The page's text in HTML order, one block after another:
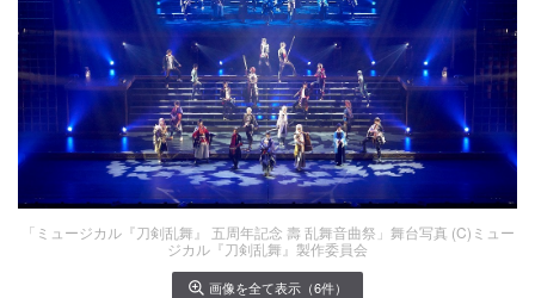
「ミュージカル『刀剣乱舞』 五周年記念 壽 乱舞音曲祭」舞台写真 (C)ミュー
ジカル『刀剣乱舞』製作委員会
画像を全て表示（6件）